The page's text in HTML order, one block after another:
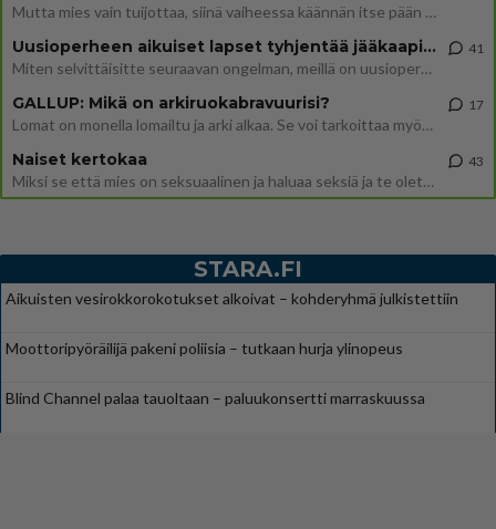
Mutta mies vain tuijottaa, siinä vaiheessa käännän itse pään pois. Mikä juttu? Yleensä jos joku tuijottaa tai katsoo, hä
Uusioperheen aikuiset lapset tyhjentää jääkaapin käydessään
Miten selvittäisitte seuraavan ongelman, meillä on uusioperhe, minulla teini-ikäiset lapset ja puolisolla aikuiset, jotk
41
GALLUP: Mikä on arkiruokabravuurisi?
Lomat on monella lomailtu ja arki alkaa. Se voi tarkoittaa myös sitä, että grillailut on grillattu ja palataan arjen ruo
17
Naiset kertokaa
Miksi se että mies on seksuaalinen ja haluaa seksiä ja te olette hänen mielestänne haluttava on vastenmielistä? Mikä sii
43
STARA.FI
Aikuisten vesirokkorokotukset alkoivat – kohderyhmä julkistettiin
Moottoripyöräilijä pakeni poliisia – tutkaan hurja ylinopeus
Blind Channel palaa tauoltaan – paluukonsertti marraskuussa